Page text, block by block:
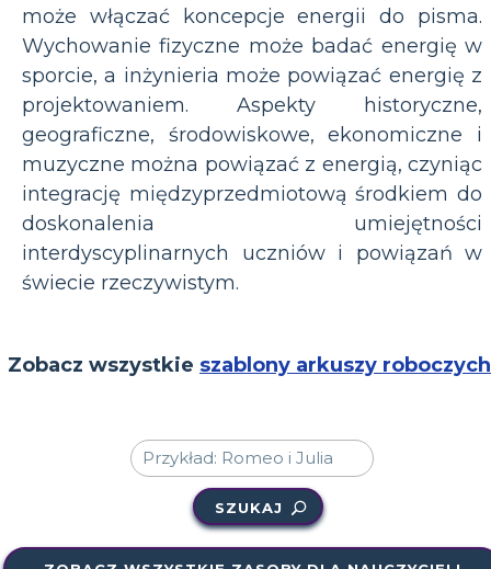
może włączać koncepcje energii do pisma.
Wychowanie fizyczne może badać energię w
sporcie, a inżynieria może powiązać energię z
projektowaniem. Aspekty historyczne,
geograficzne, środowiskowe, ekonomiczne i
muzyczne można powiązać z energią, czyniąc
integrację międzyprzedmiotową środkiem do
doskonalenia umiejętności
interdyscyplinarnych uczniów i powiązań w
świecie rzeczywistym.
Zobacz wszystkie szablony arkuszy roboczych
SZUKAJ